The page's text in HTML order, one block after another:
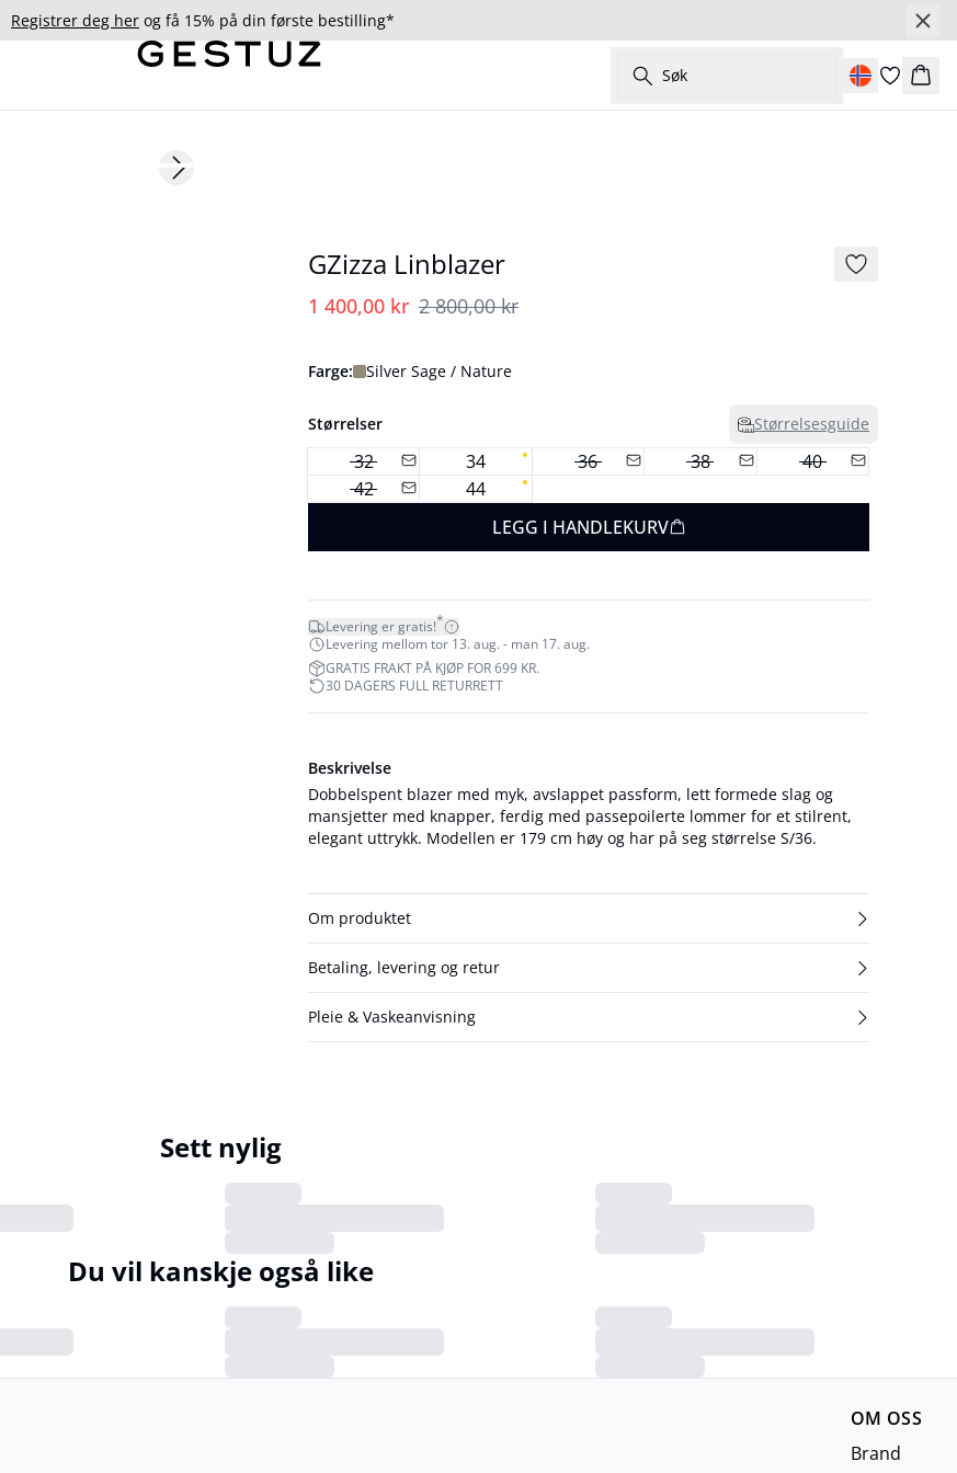
Registrer deg her og få 15% på din første bestilling*
Søk
Next slide
GZizza Linblazer
1 400,00 kr 2 800,00 kr
Farge: Silver Sage / Nature
Størrelser Størrelsesguide
32 34 36 38
40
42
44
LEGG I HANDLEKURV
Levering er gratis!*
Levering mellom tor 13. aug. - man 17. aug.
GRATIS FRAKT PÅ KJØP FOR 699 KR.
30 DAGERS FULL RETURRETT
Beskrivelse
Dobbelspent blazer med myk, avslappet passform, lett formede slag og
mansjetter med knapper, ferdig med passepoilerte lommer for et stilrent,
elegant uttrykk. Modellen er 179 cm høy og har på seg størrelse S/36.
Om produktet
Betaling, levering og retur
Pleie & Vaskeanvisning
Sett nylig
Du vil kanskje også like
OM OSS
Brand